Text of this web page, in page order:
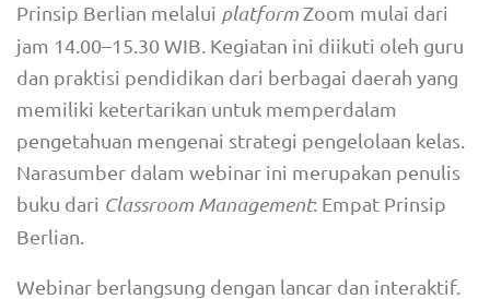
Prinsip Berlian melalui platform Zoom mulai dari
jam 14.00–15.30 WIB. Kegiatan ini diikuti oleh guru
dan praktisi pendidikan dari berbagai daerah yang
memiliki ketertarikan untuk memperdalam
pengetahuan mengenai strategi pengelolaan kelas.
Narasumber dalam webinar ini merupakan penulis
buku dari Classroom Management: Empat Prinsip
Berlian.
Webinar berlangsung dengan lancar dan interaktif.